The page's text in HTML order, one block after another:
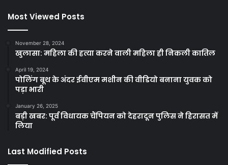
Most Viewed Posts
November 28, 2024
खुलासा: महिला की हत्या करने वाली महिला ही निकली कातिल
April 19, 2024
पोलिंग बूथ के अंदर ईवीएम मशीन की वीडियो बनाना युवक को
पड़ा भारी
January 26, 2025
बड़ी खबर: पूर्व विधायक चैंपियन को देहरादून पुलिस ने हिरासत में
लिया
Last Modified Posts